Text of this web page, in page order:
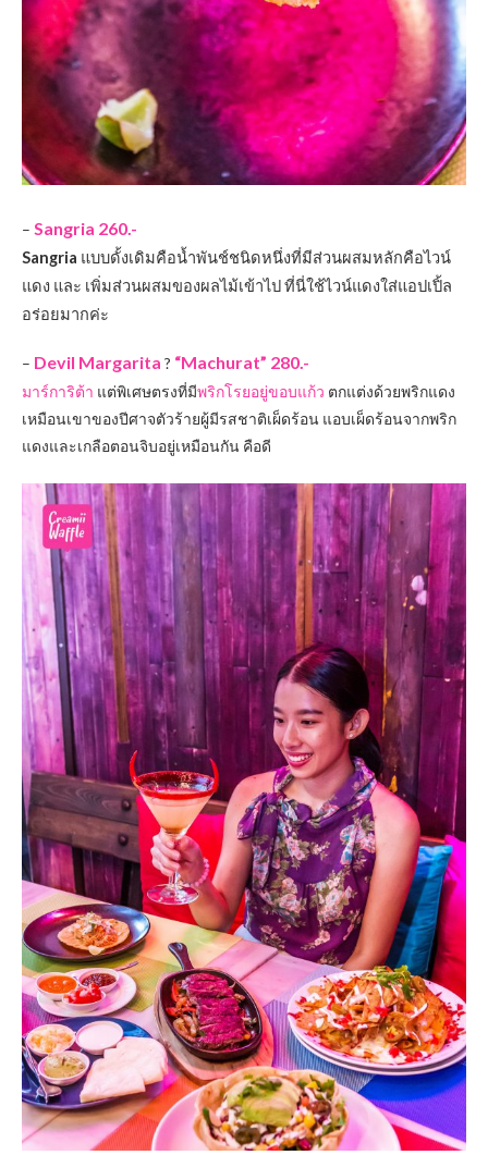
– Sangria 260.-
Sangria แบบดั้งเดิมคือน้ำพันช์ชนิดหนึ่งที่มีส่วนผสมหลักคือไวน์
แดง และ เพิ่มส่วนผสมของผลไม้เข้าไป ที่นี่ใช้ไวน์แดงใส่แอปเปิ้ล
อร่อยมากค่ะ
– Devil Margarita ? “Machurat” 280.-
มาร์การิต้า แต่พิเศษตรงที่มีพริกโรยอยู่ขอบแก้ว ตกแต่งด้วยพริกแดง
เหมือนเขาของปีศาจตัวร้ายผู้มีรสชาติเผ็ดร้อน แอบเผ็ดร้อนจากพริก
แดงและเกลือตอนจิบอยู่เหมือนกัน คือดี